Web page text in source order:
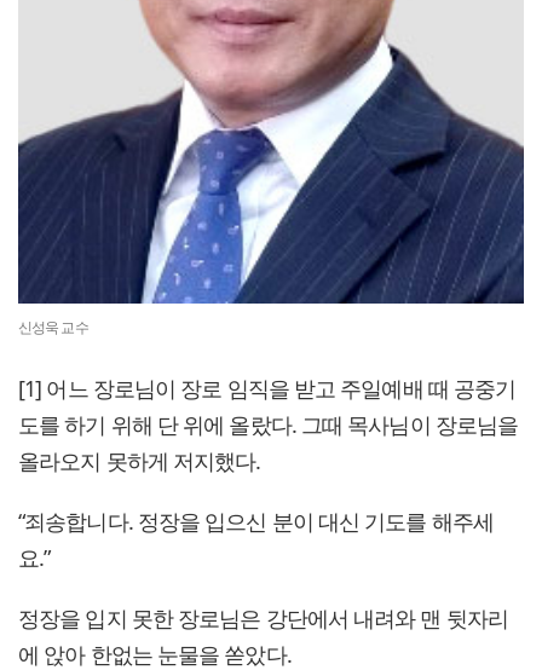
신성욱 교수
[1] 어느 장로님이 장로 임직을 받고 주일예배 때 공중기
도를 하기 위해 단 위에 올랐다. 그때 목사님이 장로님을
올라오지 못하게 저지했다.
“죄송합니다. 정장을 입으신 분이 대신 기도를 해주세
요.”
정장을 입지 못한 장로님은 강단에서 내려와 맨 뒷자리
에 앉아 한없는 눈물을 쏟았다.